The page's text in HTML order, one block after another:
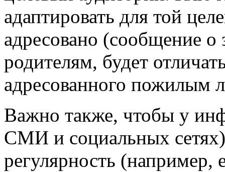
адаптировать для той
адресовано (сообщение о
родителям, будет
адресованного пожилым
Важно также, чтобы у
СМИ и социальных
регулярность (например,